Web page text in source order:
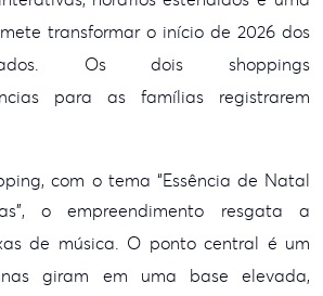
transformar o início de 2026 dos
Os dois shoppings
para as famílias registrarem
com o tema “Essência de Natal
oempreendimento resgata a
de música. O ponto central é um
giram em uma base elevada,